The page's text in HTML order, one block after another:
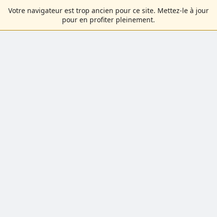
Votre navigateur est trop ancien pour ce site. Mettez-le à jour
pour en profiter pleinement.